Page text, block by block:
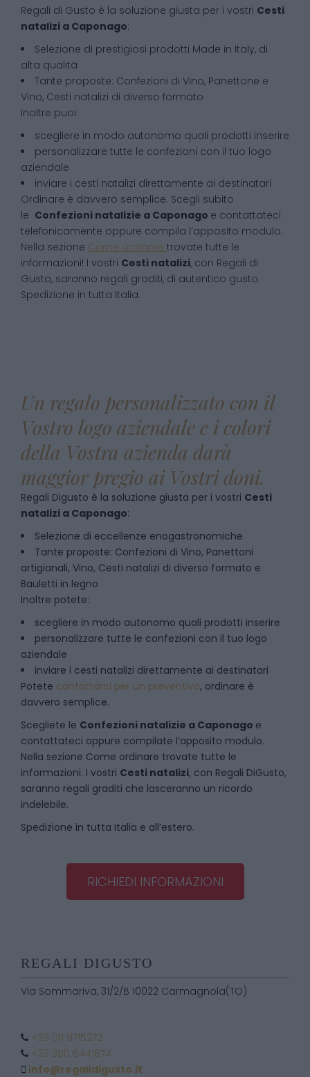
Regali di Gusto è la soluzione giusta per i vostri Cesti
natalizi a Caponago:
Selezione di prestigiosi prodotti Made in Italy, di
alta qualità
Tante proposte: Confezioni di Vino, Panettone e
Vino, Cesti natalizi di diverso formato
Inoltre puoi:
scegliere in modo autonomo quali prodotti inserire
personalizzare tutte le confezioni con il tuo logo
aziendale
inviare i cesti natalizi direttamente ai destinatari
Ordinare è davvero semplice. Scegli subito
le Confezioni natalizie a Caponago e contattateci
telefonicamente oppure compila l’apposito modulo.
Nella sezione Come ordinare trovate tutte le
informazioni! I vostri Cesti natalizi, con Regali di
Gusto, saranno regali graditi, di autentico gusto.
Spedizione in tutta Italia.
Un regalo personalizzato con il
Vostro logo aziendale e i colori
della Vostra azienda darà
maggior pregio ai Vostri doni.
Regali Digusto è la soluzione giusta per i vostri Cesti
natalizi a Caponago:
Selezione di eccellenze enogastronomiche
Tante proposte: Confezioni di Vino, Panettoni
artigianali, Vino, Cesti natalizi di diverso formato e
Bauletti in legno
Inoltre potete:
scegliere in modo autonomo quali prodotti inserire
personalizzare tutte le confezioni con il tuo logo
aziendale
inviare i cesti natalizi direttamente ai destinatari
Potete contattarci per un preventivo, ordinare è
davvero semplice.
Scegliete le Confezioni natalizie a Caponago e
contattateci oppure compilate l’apposito modulo.
Nella sezione Come ordinare trovate tutte le
informazioni. I vostri Cesti natalizi, con Regali DiGusto,
saranno regali graditi che lasceranno un ricordo
indelebile.
Spedizione in tutta Italia e all’estero.
RICHIEDI INFORMAZIONI
REGALI DIGUSTO
Via Sommariva, 31/2/B 10022 Carmagnola(TO)
+39 011 9715272
+39 380 6441674
info@regalidigusto.it